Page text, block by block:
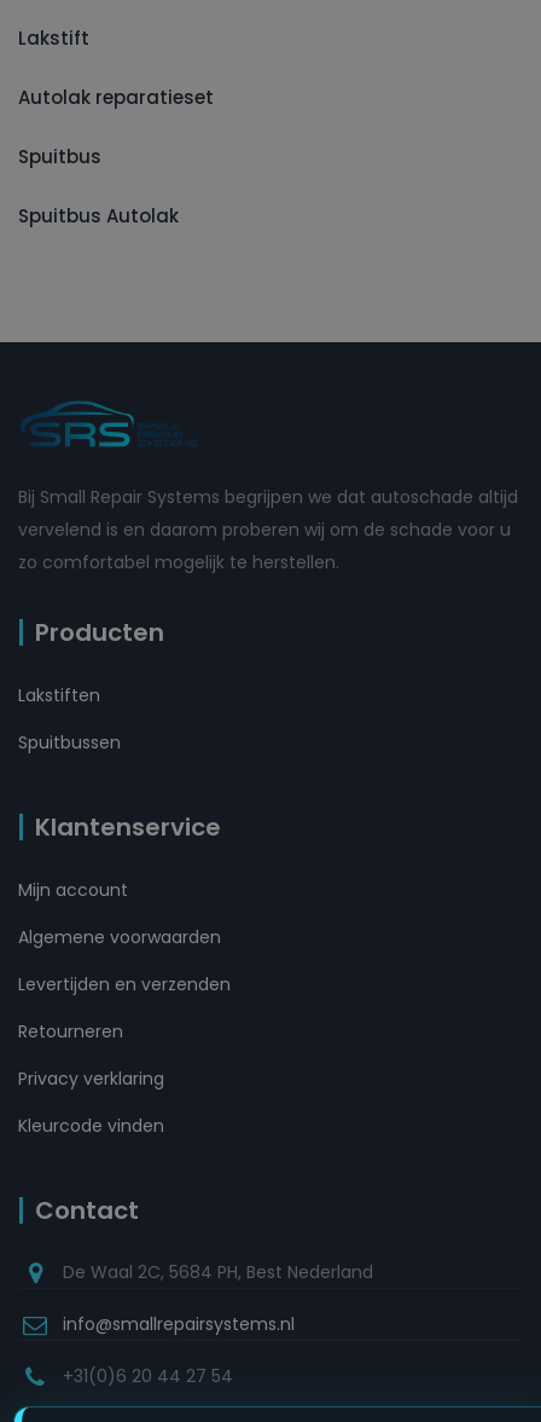
Lakstift
Autolak reparatieset
Spuitbus
Spuitbus Autolak
Bij Small Repair Systems begrijpen we dat autoschade altijd
vervelend is en daarom proberen wij om de schade voor u
zo comfortabel mogelijk te herstellen.
Producten
Lakstiften
Spuitbussen
Klantenservice
Mijn account
Algemene voorwaarden
Levertijden en verzenden
Retourneren
Privacy verklaring
Kleurcode vinden
Contact
De Waal 2C, 5684 PH, Best Nederland
info@smallrepairsystems.nl
+31(0)6 20 44 27 54